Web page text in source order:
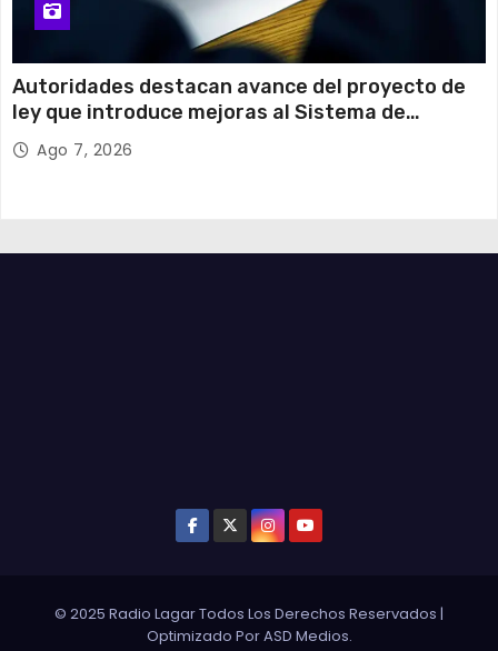
Autoridades destacan avance del proyecto de
ley que introduce mejoras al Sistema de
Admisión Escolar
Ago 7, 2026
© 2025 Radio Lagar Todos Los Derechos Reservados |
Optimizado PorASD Medios.